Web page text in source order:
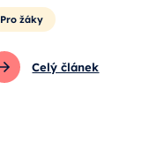
Pro žáky
Celý článek